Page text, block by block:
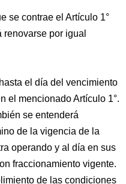
se contrae el Artículo 1°
por igual
el día del vencimiento
el mencionado Artículo 1°.
se entenderá
de la vigencia de la
operando y al día en sus
fraccionamiento vigente.
de las condiciones